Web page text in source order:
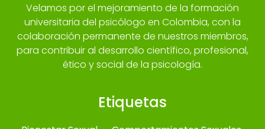
Velamos por el mejoramiento de la formación
universitaria del psicólogo en Colombia, con la
colaboración permanente de nuestros miembros,
para contribuir al desarrollo científico, profesional,
ético y social de la psicología.
Etiquetas